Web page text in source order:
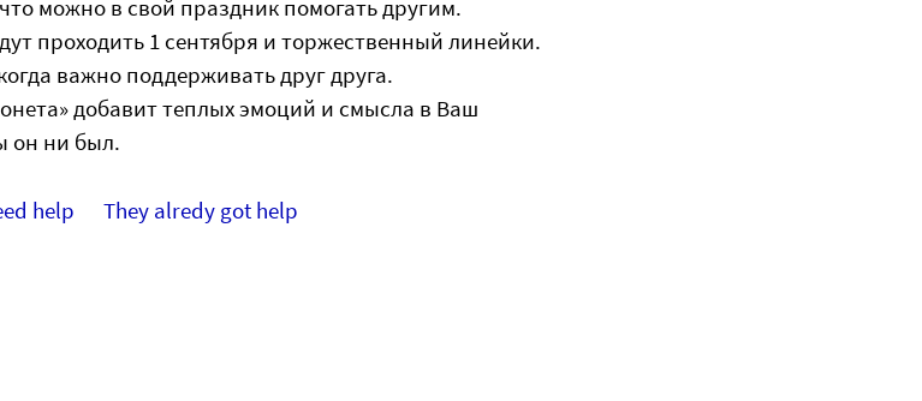
можно в свой праздник помогать другим.
проходить 1 сентября и торжественный линейки.
важно поддерживать друг друга.
добавит теплых эмоций и смысла в Ваш
он ни был.
help They alredy got help